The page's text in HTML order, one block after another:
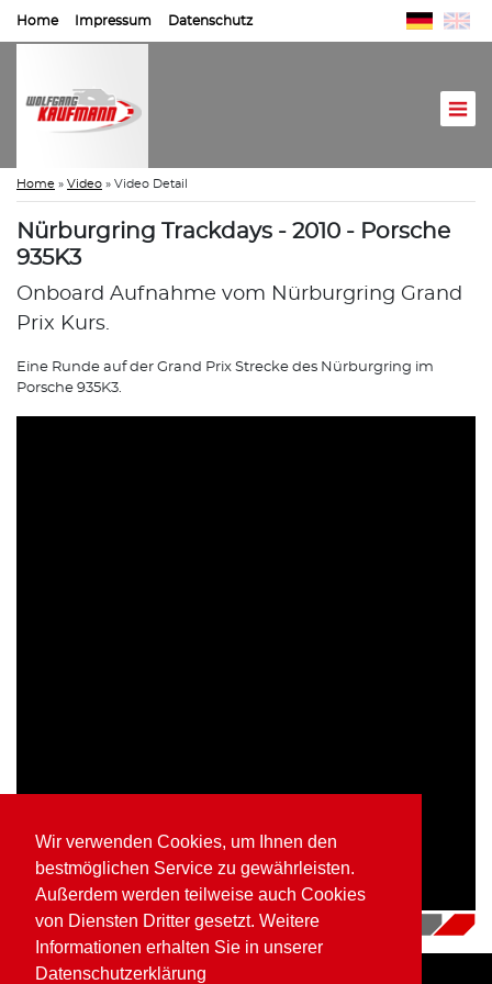
Wir verwenden Cookies, um Ihnen den
bestmöglichen Service zu gewährleisten.
Außerdem werden teilweise auch Cookies
von Diensten Dritter gesetzt. Weitere
Informationen erhalten Sie in unserer
Datenschutzerklärung
Home Impressum Datenschutz
Home » Video » Video Detail
Nürburgring Trackdays - 2010 - Porsche
935K3
Onboard Aufnahme vom Nürburgring Grand
Prix Kurs.
Eine Runde auf der Grand Prix Strecke des Nürburgring im
Porsche 935K3.
16.07.2018